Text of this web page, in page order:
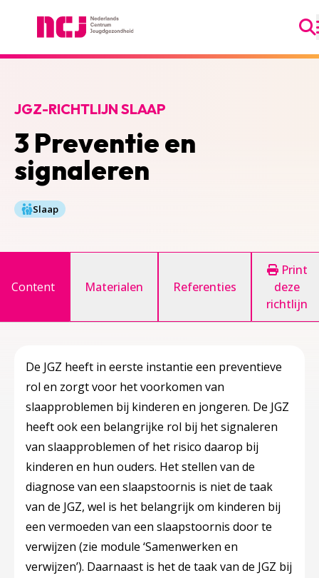
3 Preventie en
signaleren
JGZ-RICHTLIJN SLAAP
Slaap
Content Materialen Referenties
Print
deze
richtlijn
De JGZ heeft in eerste instantie een preventieve
rol en zorgt voor het voorkomen van
slaapproblemen bij kinderen en jongeren. De JGZ
heeft ook een belangrijke rol bij het signaleren
van slaapproblemen of het risico daarop bij
kinderen en hun ouders. Het stellen van de
diagnose van een slaapstoornis is niet de taak
van de JGZ, wel is het belangrijk om kinderen bij
een vermoeden van een slaapstoornis door te
verwijzen (zie module ‘Samenwerken en
verwijzen’). Daarnaast is het de taak van de JGZ bij